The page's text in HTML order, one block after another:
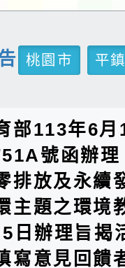
桃園市
平
部113年6
號函辦理
排放及永續
主題之環境
日辦理旨揭
寫意見回饋